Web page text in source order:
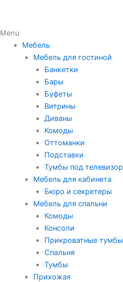
Menu
Мебель
Мебель для гостиной
Банкетки
Бары
Буфеты
Витрины
Диваны
Комоды
Оттоманки
Подставки
Тумбы под телевизор
Мебель для кабинета
Бюро и секретеры
Мебель для спальни
Комоды
Консоли
Прикроватные тумбы
Спальня
Тумбы
Прихожая